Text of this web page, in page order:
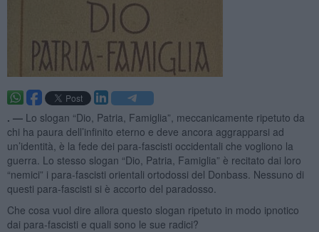
. — Lo slogan “Dio, Patria, Famiglia”, meccanicamente ripetuto da
chi ha paura dell’infinito eterno e deve ancora aggrapparsi ad
un’identità, è la fede dei para-fascisti occidentali che vogliono la
guerra. Lo stesso slogan “Dio, Patria, Famiglia” è recitato dai loro
“nemici” i para-fascisti orientali ortodossi del Donbass. Nessuno di
questi para-fascisti si è accorto del paradosso.
Che cosa vuol dire allora questo slogan ripetuto in modo ipnotico
dai para-fascisti e quali sono le sue radici?